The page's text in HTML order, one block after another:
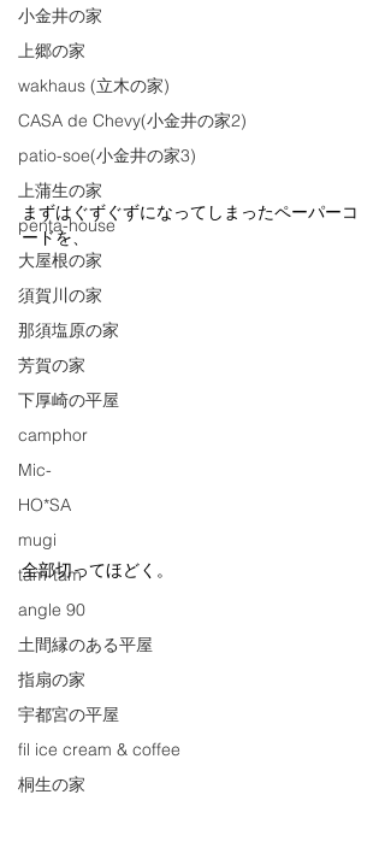
小金井の家
上郷の家
wakhaus (立木の家)
CASA de Chevy(小金井の家2)
patio-soe(小金井の家3)
上蒲生の家
penta-house
大屋根の家
須賀川の家
那須塩原の家
芳賀の家
下厚崎の平屋
camphor
Mic-
HO*SA
mugi
tam-tam
angle 90
土間縁のある平屋
指扇の家
宇都宮の平屋
fil ice cream & coffee
桐生の家
まずはぐずぐずになってしまったペーパーコ
ードを、
全部切ってほどく。